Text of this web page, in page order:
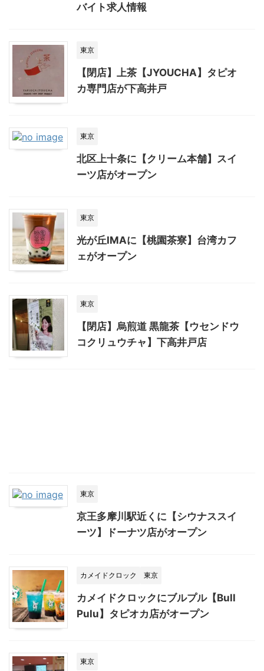
バイト求人情報
東京
【閉店】上茶【JYOUCHA】タピオ
カ専門店が下高井戸
東京
北区上十条に【クリーム本舗】スイ
ーツ店がオープン
東京
光が丘IMAに【桃園茶寮】台湾カフ
ェがオープン
東京
【閉店】烏煎道 黒龍茶【ウセンドウ
コクリュウチャ】下高井戸店
東京
京王多摩川駅近くに【シウナススイ
ーツ】ドーナツ店がオープン
カメイドクロック 東京
カメイドクロックにブルプル【Bull
Pulu】タピオカ店がオープン
東京